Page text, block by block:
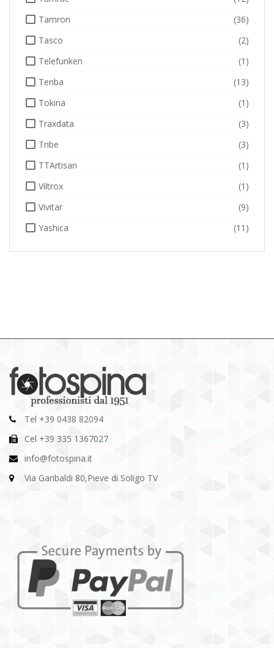
Tamron
(36)
Tasco
(2)
Telefunken
(1)
Tenba
(13)
Tokina
(1)
Traxdata
(3)
Tribe
(3)
TTArtisan
(1)
Viltrox
(1)
Vivitar
(9)
Yashica
(11)
Tel +39 0438 82094
Cel +39 335 1367027
info@fotospina.it
Via Garibaldi 80,Pieve di Soligo TV